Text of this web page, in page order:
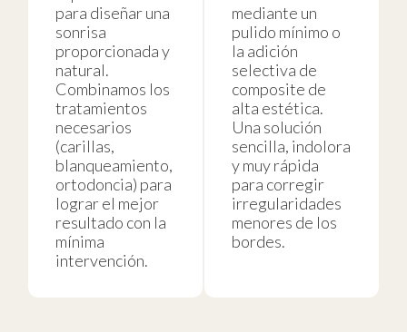
para diseñar una
sonrisa
proporcionada y
natural.
Combinamos los
tratamientos
necesarios
(carillas,
blanqueamiento,
ortodoncia) para
lograr el mejor
resultado con la
mínima
intervención.
mediante un
pulido mínimo o
la adición
selectiva de
composite de
alta estética.
Una solución
sencilla, indolora
y muy rápida
para corregir
irregularidades
menores de los
bordes.